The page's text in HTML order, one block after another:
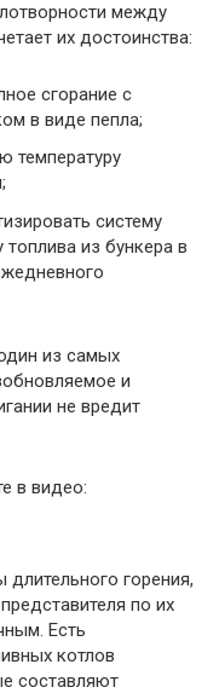
между
их достоинства:
сгорание с
в виде пепла;
температуру
систему
из бункера в
из самых
и
не вредит
в видео:
горения,
по их
Есть
котлов
составляют